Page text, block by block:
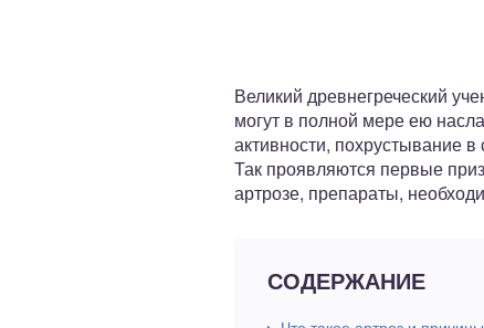
Великий древнегреческий
могут в полной мере ею
активности, похрустывание
Так проявляются первые
артрозе, препараты,
СОДЕРЖАНИЕ